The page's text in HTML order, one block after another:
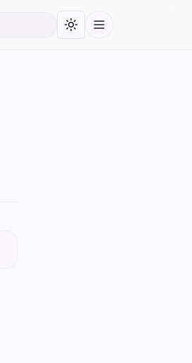
Toggle theme
Menu